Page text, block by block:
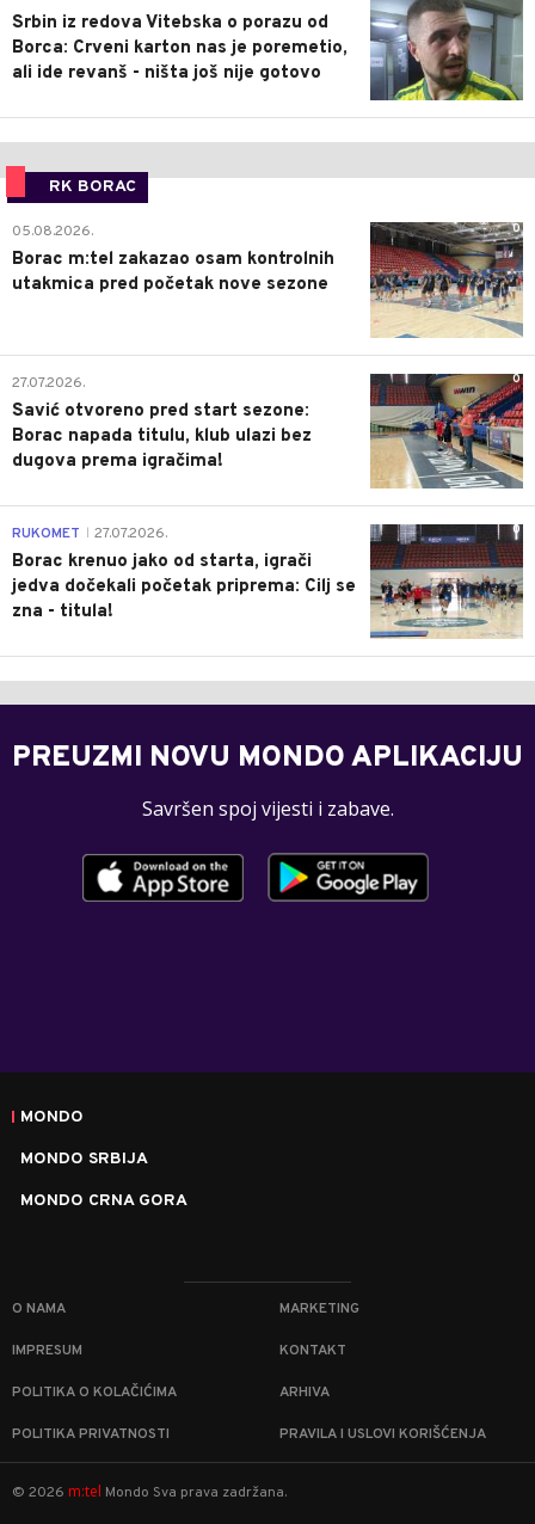
Srbin iz redova Vitebska o porazu od
Borca: Crveni karton nas je poremetio,
ali ide revanš - ništa još nije gotovo
RK BORAC
0
05.08.2026.
Borac m:tel zakazao osam kontrolnih
utakmica pred početak nove sezone
0
27.07.2026.
Savić otvoreno pred start sezone:
Borac napada titulu, klub ulazi bez
dugova prema igračima!
0
RUKOMET 27.07.2026.
Borac krenuo jako od starta, igrači
jedva dočekali početak priprema: Cilj se
zna - titula!
PREUZMI NOVU MONDO APLIKACIJU
Savršen spoj vijesti i zabave.
MONDO
MONDO SRBIJA
MONDO CRNA GORA
O NAMA MARKETING
IMPRESUM KONTAKT
POLITIKA O KOLAČIĆIMA ARHIVA
POLITIKA PRIVATNOSTI PRAVILA I USLOVI KORIŠĆENJA
© 2026 m:tel Mondo Sva prava zadržana.